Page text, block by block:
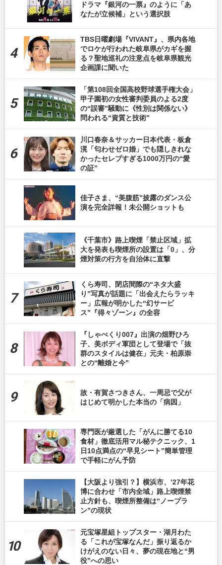
ドラマ『銀河の一票』のように「あ
なたが立候補」という選択肢
TBS日曜劇場『VIVANT』、県内各地
でロケが行われた岐阜県がカギを握
る？聖地巡礼の注意点を岐阜県観光
企画課に聞いた
「第108回全国高校野球選手権大会」
甲子園初の女性審判委員のよる2度
の“誤審”騒動に《性別は関係ない》
問われる“資質と技術”
川口春奈＆サッカー日本代表・板倉
滉「匂わせゼロ婚」でも隠しきれな
かったセレブすぎる1000万円の“愛
の証”
佳子さま、“美腹筋”披露のダンス公
演を完全詳報！未公開ショットも
《千葉市》路上喫煙「禁止区域」拡
大を発表も喫煙所の設置は「0」、分
煙対策の行方を自治体に直撃
くら寿司、閉店間際の“ネタ大盛
り”写真が話題に「出会えたらラッキ
ー」広報が明かした“幻サービ
ス”『得々ゾーン』の全容
『しゃべくり007』出演の畑野ひろ
子、美ボディ軍団として登場で「抜
群のスタイルは健在」元夫・柏原崇
との“離婚と今”
故・有賀さつきさん、一周忌で父が
はじめて明かした本当の「病因」
専門医が厳選した「がんに勝てる10
食材」徹底活用マル秘テクニック、1
日10点満点の“早見シート”簡単管理
で手軽にがん予防
【大阪より強引？】横浜市、’27年花
博に合わせ「市内全域」路上喫煙禁
止方針も、喫煙所整備は“ノープラ
ン”の現状
元宝塚星組トップスター・湖月わた
る「これが宝塚なんだ」振り返るか
けがえのない日々、夢の現在地と“男
役”への思い